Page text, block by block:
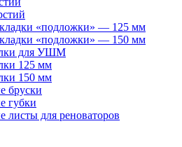
«подложки» — 125 мм
«подложки» — 150 мм
для УШМ
125 мм
150 мм
бруски
губки
для реноваторов